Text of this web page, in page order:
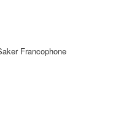
Francophone